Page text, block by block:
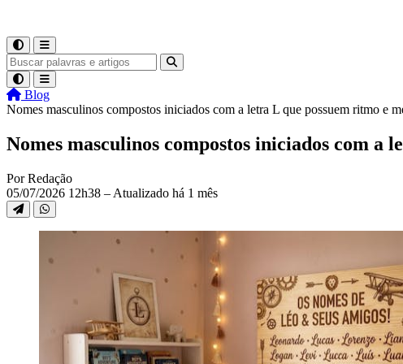
Blog
Nomes masculinos compostos iniciados com a letra L que possuem ritmo e
Nomes masculinos compostos iniciados com
Por Redação
05/07/2026 12h38 – Atualizado há 1 mês